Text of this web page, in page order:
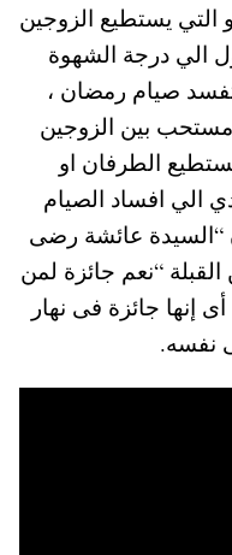
التي يستطيع الزوجين
الي درجة الشهوة
تفسد صيام رمضان ،
مستحب بين الزوجين
الطرفان او
الي افساد الصيام
“السيدة عائشة رضى
“نعم جائزة لمن
إنها جائزة فى نهار
نفسه.